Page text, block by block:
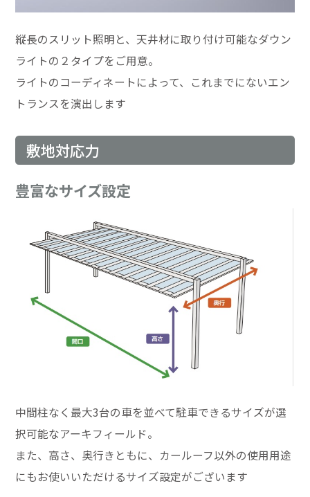
縦長のスリット照明と、天井材に取り付け可能なダウン
ライトの２タイプをご用意。
ライトのコーディネートによって、これまでにないエン
トランスを演出します
敷地対応力
豊富なサイズ設定
中間柱なく最大3台の車を並べて駐車できるサイズが選
択可能なアーキフィールド。
また、高さ、奥行きともに、カールーフ以外の使用用途
にもお使いいただけるサイズ設定がございます